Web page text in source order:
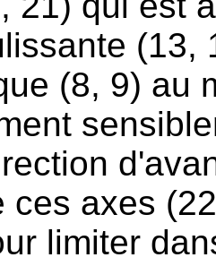
(13,
(8, 9) au
ces axes
limiter